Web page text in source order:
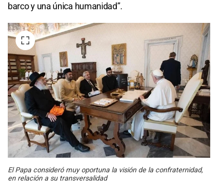
barco y una única humanidad”.
El Papa consideró muy oportuna la visión de la confraternidad,
en relación a su transversalidad